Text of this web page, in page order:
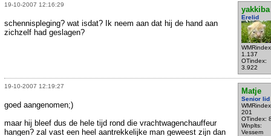
19-10-2007 12:16:29
yakkiba
Erelid
1.137
OTindex:
3.922
schennispleging? wat isdat? Ik neem aan dat hij de hand aan
zichzelf had geslagen?
19-10-2007 12:19:27
Matje
Senior lid
201
OTindex:
Wnplts:
Vessem
goed aangenomen;)
maar hij bleef dus de hele tijd rond die vrachtwagenchauffeur
hangen? zal vast een heel aantrekkelijke man geweest zijn dan